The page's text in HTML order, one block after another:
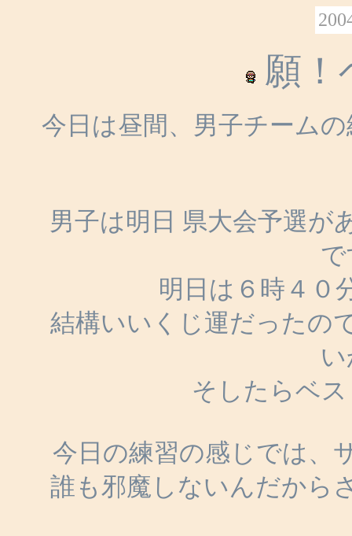
願！
今日は昼間、男子チーム
男子は明日 県大会予選が
明日は６時４０
結構いいくじ運だったの
そしたらベ
今日の練習の感じでは、
誰も邪魔しないんだから